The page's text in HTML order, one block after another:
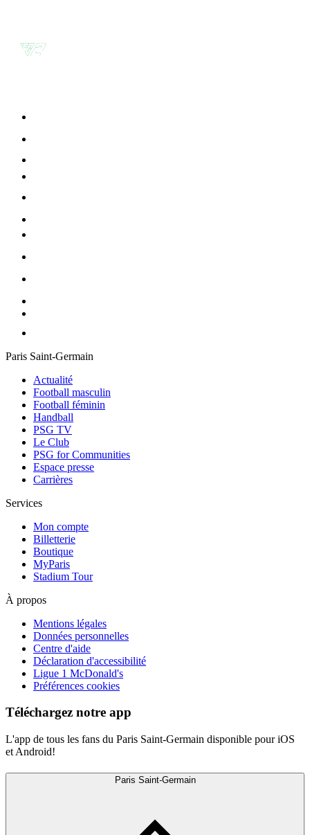
Paris Saint-Germain
Actualité
Football masculin
Football féminin
Handball
PSG TV
Le Club
PSG for Communities
Espace presse
Carrières
Services
Mon compte
Billetterie
Boutique
MyParis
Stadium Tour
À propos
Mentions légales
Données personnelles
Centre d'aide
Déclaration d'accessibilité
Ligue 1 McDonald's
Préférences cookies
Téléchargez notre app
L'app de tous les fans du Paris Saint-Germain disponible pour iOS
et Android!
Paris Saint-Germain